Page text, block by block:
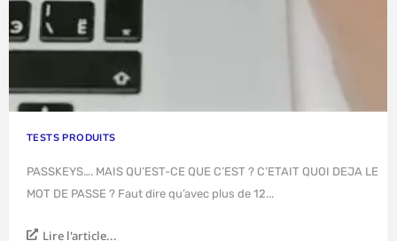
TESTS PRODUITS
PASSKEYS…. MAIS QU’EST-CE QUE C’EST ? C’ETAIT QUOI DEJA LE
MOT DE PASSE ? Faut dire qu’avec plus de 12...
Lire l'article...